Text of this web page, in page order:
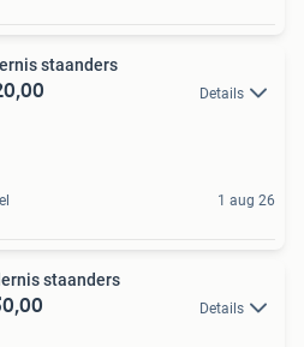
staanders
Details
1 aug 26
staanders
Details